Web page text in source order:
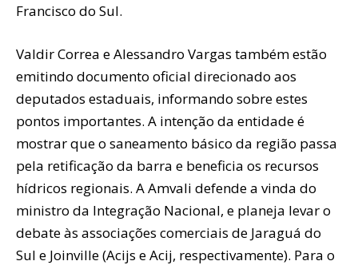
Francisco do Sul.
Valdir Correa e Alessandro Vargas também estão
emitindo documento oficial direcionado aos
deputados estaduais, informando sobre estes
pontos importantes. A intenção da entidade é
mostrar que o saneamento básico da região passa
pela retificação da barra e beneficia os recursos
hídricos regionais. A Amvali defende a vinda do
ministro da Integração Nacional, e planeja levar o
debate às associações comerciais de Jaraguá do
Sul e Joinville (Acijs e Acij, respectivamente). Para o